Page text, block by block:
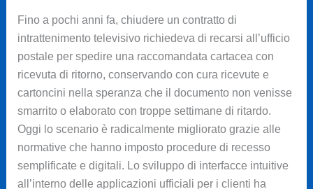
Fino a pochi anni fa, chiudere un contratto di
intrattenimento televisivo richiedeva di recarsi all’ufficio
postale per spedire una raccomandata cartacea con
ricevuta di ritorno, conservando con cura ricevute e
cartoncini nella speranza che il documento non venisse
smarrito o elaborato con troppe settimane di ritardo.
Oggi lo scenario è radicalmente migliorato grazie alle
normative che hanno imposto procedure di recesso
semplificate e digitali. Lo sviluppo di interfacce intuitive
all’interno delle applicazioni ufficiali per i clienti ha